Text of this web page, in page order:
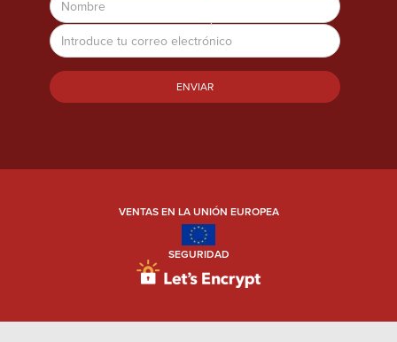
Dirección
de
correo
electrónico
VENTAS EN LA UNIÓN EUROPEA
SEGURIDAD